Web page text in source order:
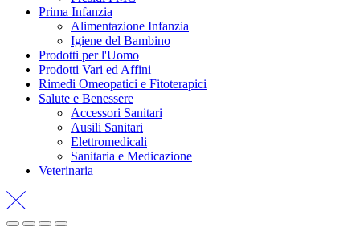
Prima Infanzia
Alimentazione Infanzia
Igiene del Bambino
Prodotti per l'Uomo
Prodotti Vari ed Affini
Rimedi Omeopatici e Fitoterapici
Salute e Benessere
Accessori Sanitari
Ausili Sanitari
Elettromedicali
Sanitaria e Medicazione
Veterinaria